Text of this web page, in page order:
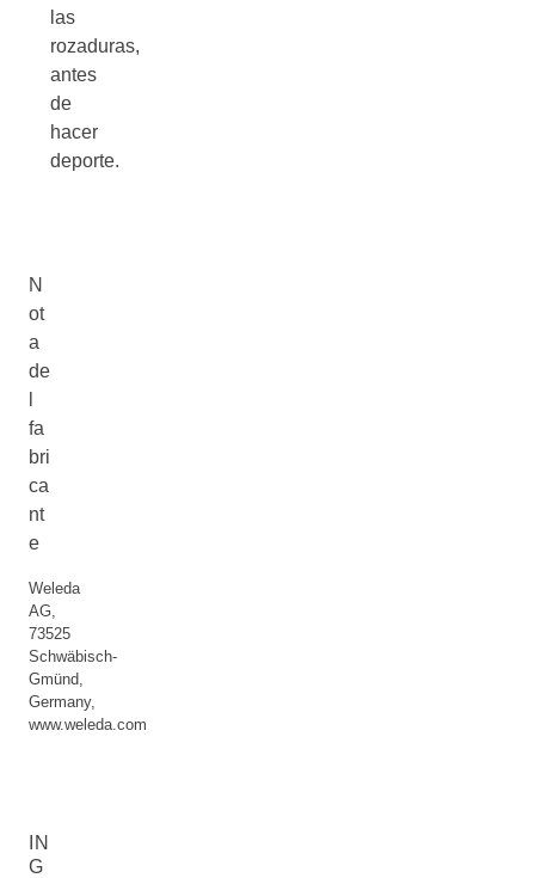
las
rozaduras,
antes
de
hacer
deporte.
N
ot
a
de
fa
bri
ca
nt
e
Weleda
AG,
73525
Schwäbisch-
Gmünd,
Germany,
www.weleda.com
IN
G